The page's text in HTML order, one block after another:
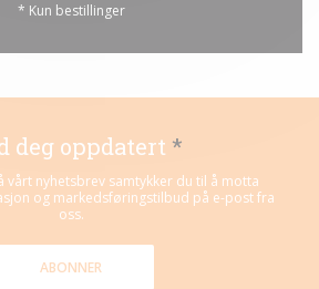
* Kun bestillinger
deg oppdatert *
vårt nyhetsbrev samtykker du til å motta
og markedsføringstilbud på e-post fra
oss.
ABONNER